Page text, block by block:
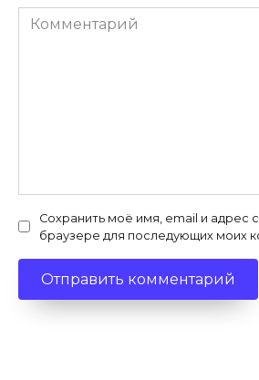
Комментарий
Сохранить моё имя, email и адрес
браузере для последующих моих